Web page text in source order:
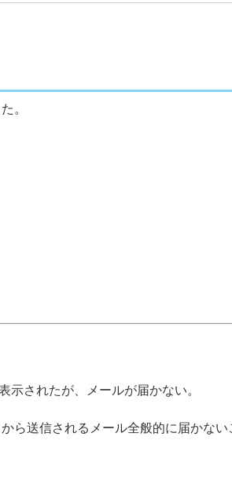
。
示されたが、メールが届かない。
送信されるメール全般的に届かない